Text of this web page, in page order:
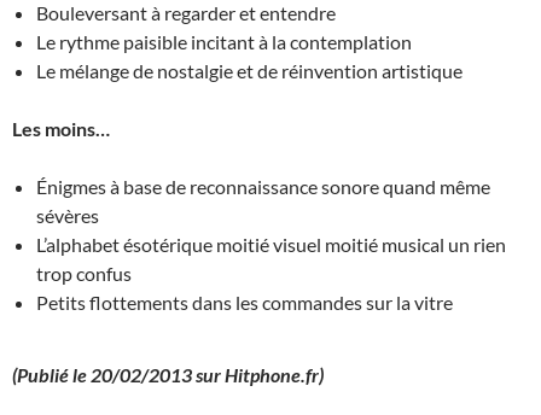
Bouleversant à regarder et entendre
Le rythme paisible incitant à la contemplation
Le mélange de nostalgie et de réinvention artistique
Les moins…
Énigmes à base de reconnaissance sonore quand même
sévères
L’alphabet ésotérique moitié visuel moitié musical un rien
trop confus
Petits flottements dans les commandes sur la vitre
(Publié le 20/02/2013 sur Hitphone.fr)